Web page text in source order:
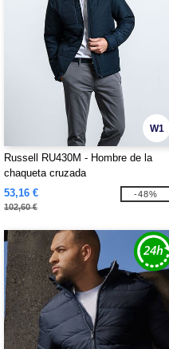
W1
Russell RU430M - Hombre de la
chaqueta cruzada
53,16 €
102,60 €
-48%